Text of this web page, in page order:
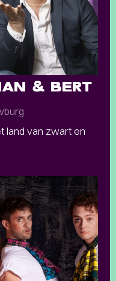
& BERT
land van zwart en